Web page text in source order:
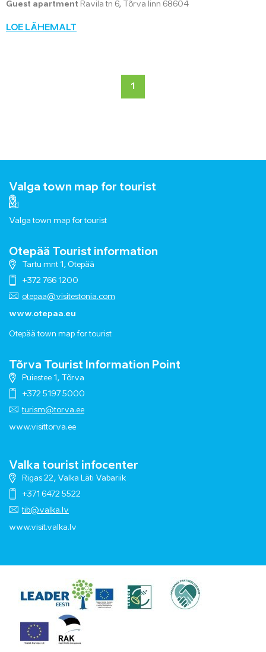
Guest apartment Ravila tn 6, Tõrva linn 68604
LOE LÄHEMALT
1
Valga town map for tourist
Valga town map for tourist
Otepää Tourist information
Tartu mnt 1, Otepää
+372 766 1200
otepaa@visitestonia.com
www.otepaa.eu
Otepää town map for tourist
Tõrva Tourist Information Point
Puiestee 1, Tõrva
+372 5197 5000
turism@torva.ee
www.visittorva.ee
Valka tourist infocenter
Rigas 22, Valka Läti Vabariik
+371 6472 5522
tib@valka.lv
www.visit.valka.lv